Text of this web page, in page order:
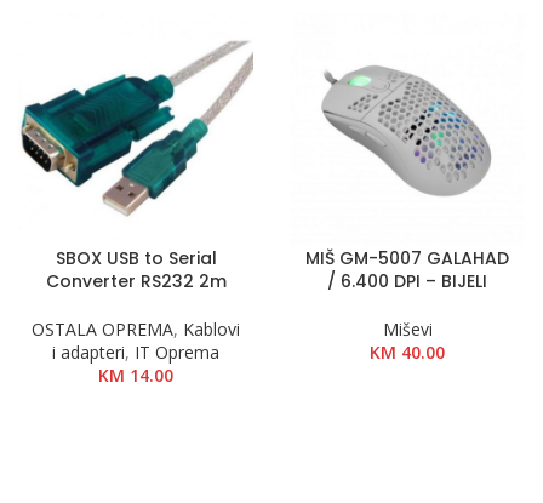
SBOX USB to Serial
Converter RS232 2m
OSTALA OPREMA, Kablovi
i adapteri, IT Oprema
KM 14.00
MIŠ GM-5007 GALAHAD
/ 6.400 DPI – BIJELI
Miševi
KM 40.00